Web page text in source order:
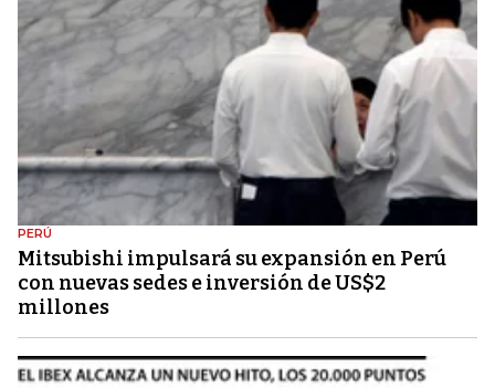
PERÚ
Mitsubishi impulsará su expansión en Perú
con nuevas sedes e inversión de US$2
millones